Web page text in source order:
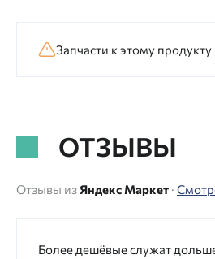
Запчасти к этому
ОТЗЫВЫ
Отзывы из Яндекс Маркет ·
Более дешёвые служат